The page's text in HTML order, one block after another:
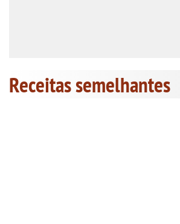
Receitas semelhantes